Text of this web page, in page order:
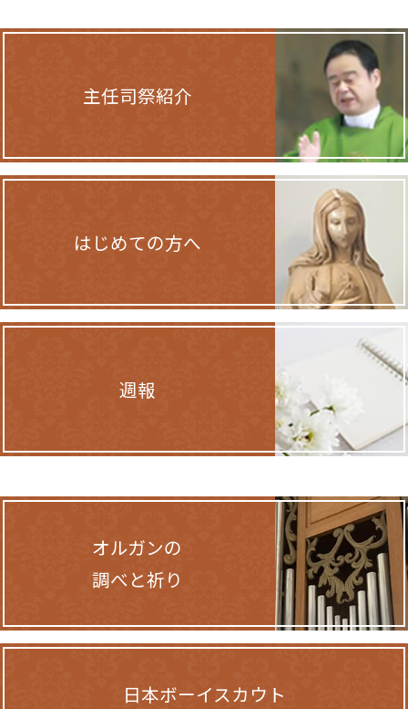
主任司祭紹介
はじめての方へ
週報
オルガンの
調べと祈り
日本ボーイスカウト